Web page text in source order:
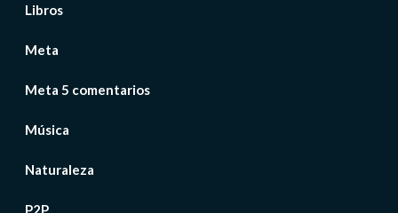
Libros
Meta
Meta 5 comentarios
Música
Naturaleza
P2P